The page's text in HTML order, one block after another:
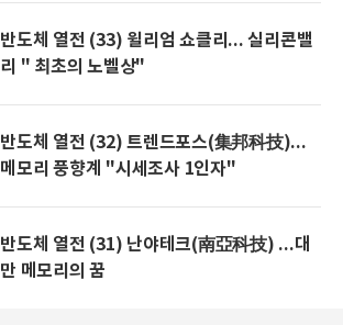
반도체 열전 (33) 윌리엄 쇼클리... 실리콘밸
리 " 최초의 노벨상"
반도체 열전 (32) 트렌드포스(集邦科技)...
메모리 풍향계 "시세조사 1인자"
반도체 열전 (31) 난야테크(南亞科技) ...대
만 메모리의 꿈